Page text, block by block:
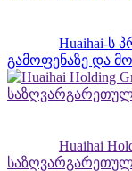
Huaihai-ს
გამოფენაზე და
Huaihai